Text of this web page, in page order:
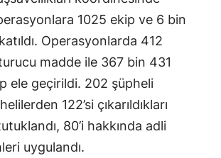
Erzurum
Eskişehir
Gaziantep
Giresun
1025 ekip ve 6 bin
Operasyonlarda 412
madde ile 367 bin 431
ele geçirildi. 202 şüpheli
122’si çıkarıldıkları
80’i hakkında adli
uygulandı.